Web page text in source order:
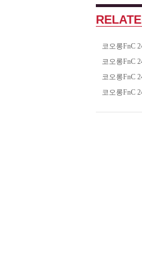
코오롱FnC
코오롱FnC
코오롱FnC
코오롱FnC